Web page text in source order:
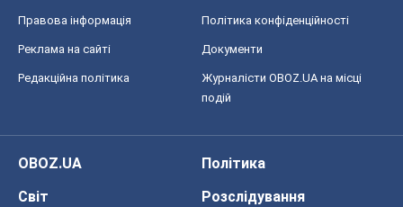
Правова інформація Політика конфіденційності
Реклама на сайті Документи
Редакційна політика
Журналісти OBOZ.UA на місці
подій
OBOZ.UA
Політика
Світ
Розслідування